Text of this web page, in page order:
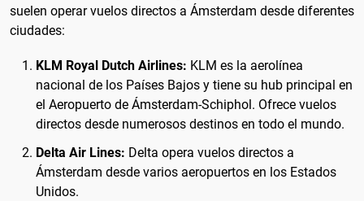
suelen operar vuelos directos a Ámsterdam desde diferentes
ciudades:
KLM Royal Dutch Airlines: KLM es la aerolínea
nacional de los Países Bajos y tiene su hub principal en
el Aeropuerto de Ámsterdam-Schiphol. Ofrece vuelos
directos desde numerosos destinos en todo el mundo.
Delta Air Lines: Delta opera vuelos directos a
Ámsterdam desde varios aeropuertos en los Estados
Unidos.